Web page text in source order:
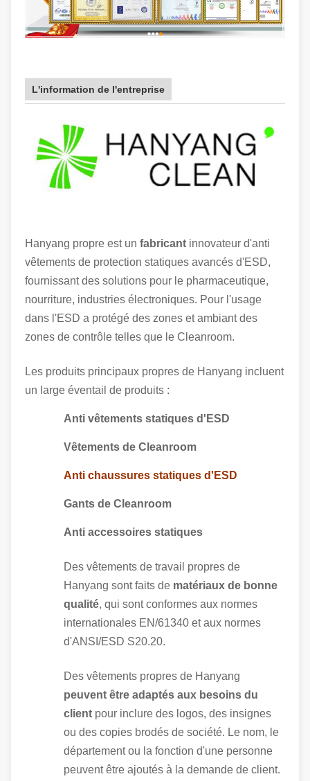
L'information de l'entreprise
Hanyang propre est un fabricant innovateur d'anti
vêtements de protection statiques avancés d'ESD,
fournissant des solutions pour le pharmaceutique,
nourriture, industries électroniques. Pour l'usage
dans l'ESD a protégé des zones et ambiant des
zones de contrôle telles que le Cleanroom.
Les produits principaux propres de Hanyang incluent
un large éventail de produits :
Anti vêtements statiques d'ESD
Vêtements de Cleanroom
Anti chaussures statiques d'ESD
Gants de Cleanroom
Anti accessoires statiques
Des vêtements de travail propres de
Hanyang sont faits de matériaux de bonne
qualité, qui sont conformes aux normes
internationales EN/61340 et aux normes
d'ANSI/ESD S20.20.
Des vêtements propres de Hanyang
peuvent être adaptés aux besoins du
client pour inclure des logos, des insignes
ou des copies brodés de société. Le nom, le
département ou la fonction d'une personne
peuvent être ajoutés à la demande de client.